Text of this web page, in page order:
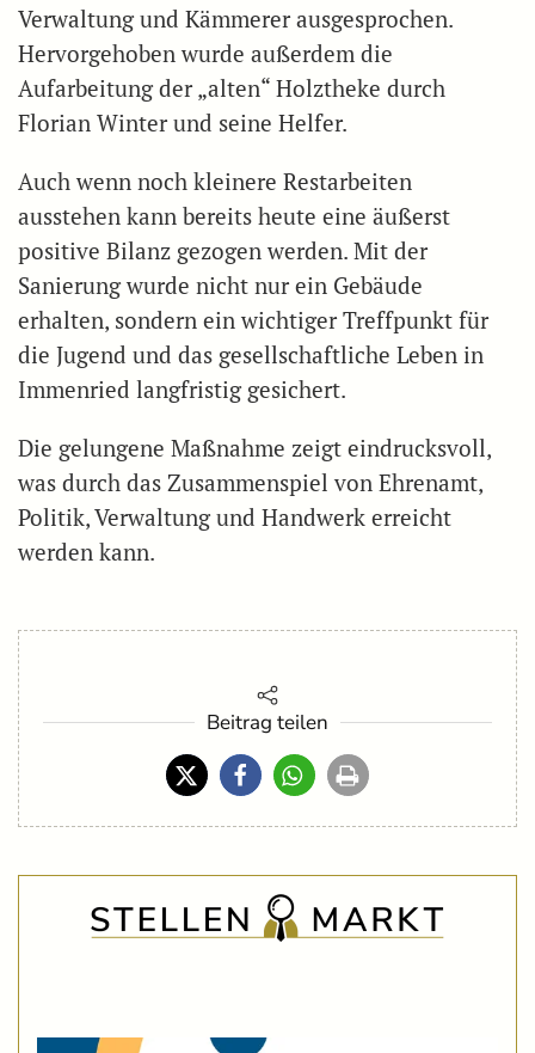
Verwaltung und Kämmerer ausgesprochen.
Hervorgehoben wurde außerdem die
Aufarbeitung der „alten“ Holztheke durch
Florian Winter und seine Helfer.
Auch wenn noch kleinere Restarbeiten
ausstehen kann bereits heute eine äußerst
positive Bilanz gezogen werden. Mit der
Sanierung wurde nicht nur ein Gebäude
erhalten, sondern ein wichtiger Treffpunkt für
die Jugend und das gesellschaftliche Leben in
Immenried langfristig gesichert.
Die gelungene Maßnahme zeigt eindrucksvoll,
was durch das Zusammenspiel von Ehrenamt,
Politik, Verwaltung und Handwerk erreicht
werden kann.
Beitrag teilen